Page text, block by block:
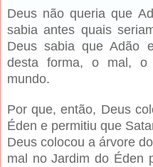
Deus não queria que
sabia antes quais
Deus sabia que Adão
desta forma, o mal,
mundo.
Por que, então, Deus
Éden e permitiu que
Deus colocou a árvore
mal no Jardim do Éden